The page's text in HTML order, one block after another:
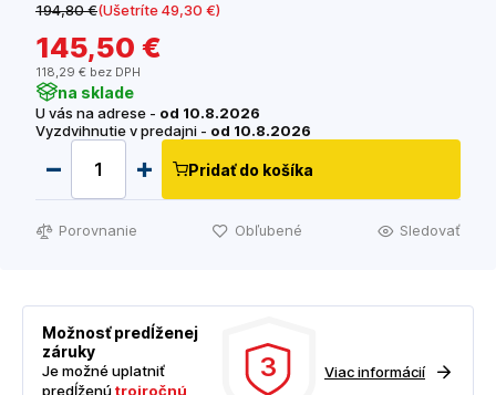
194,80 €(Ušetríte 49,30 €)
145,50 €
118,29 € bez DPH
na sklade
U vás na adrese - od 10.8.2026
Vyzdvihnutie v predajni - od 10.8.2026
Pridať do košíka
Porovnanie Obľubené Sledovať
Možnosť predĺženej
záruky
Je možné uplatniť
predĺženútrojročnú
3 Viac informácií